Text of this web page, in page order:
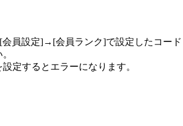
員設定]→[会員ランク]で設定したコード
定するとエラーになります。